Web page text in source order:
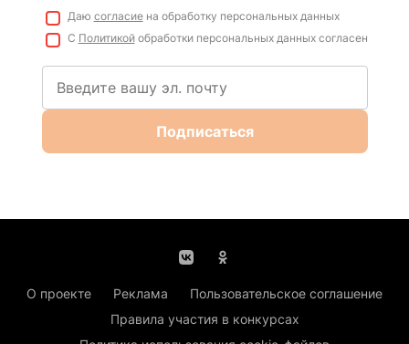
Даю согласиена обработку персональных данных
С Политикойобработки персональных данных согласен
Подписаться
О проекте Реклама
Пользовательское соглашение
Правила участия в конкурсах